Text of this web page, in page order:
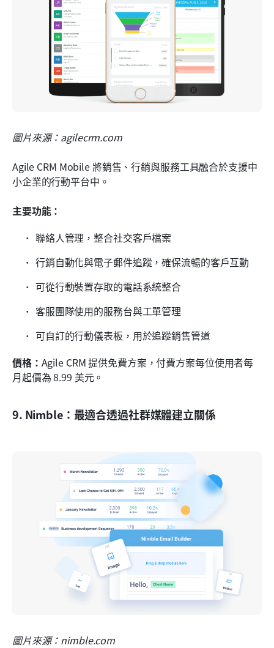
圖片來源：agilecrm.com
Agile CRM Mobile 將銷售、行銷與服務工具融合於支援中
小企業的行動平台中。
主要功能：
聯絡人管理，整合社交客戶檔案
行銷自動化與電子郵件追蹤，確保流暢的客戶互動
可從行動裝置存取的電話系統整合
客服團隊使用的服務台與工單管理
可自訂的行動儀表板，用於追蹤銷售管道
價格： Agile CRM 提供免費方案，付費方案每位使用者每
月起價為 8.99 美元。
9. Nimble：最適合透過社群媒體建立關係
圖片來源：nimble.com